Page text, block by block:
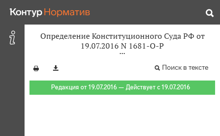
Определение Конституционного Суда РФ от
19.07.2016 N 1681-О-Р
Поиск в тексте
Редакция от 19.07.2016 — Действует с 19.07.2016